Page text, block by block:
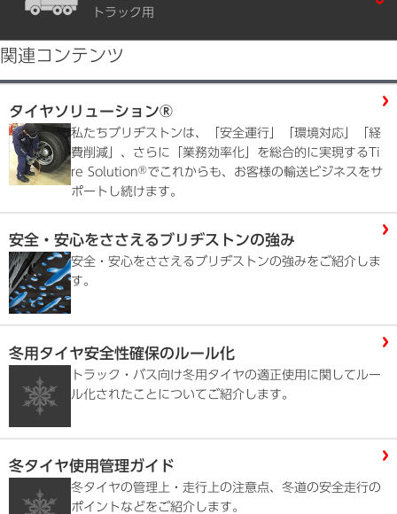
トラック用
関連コンテンツ
タイヤソリューション®
私たちブリヂストンは、「安全運行」「環境対応」「経
費削減」、さらに「業務効率化」を総合的に実現するTi
re Solution®でこれからも、お客様の輸送ビジネスをサ
ポートし続けます。
安全・安心をささえるブリヂストンの強み
安全・安心をささえるブリヂストンの強みをご紹介しま
す。
冬用タイヤ安全性確保のルール化
トラック・バス向け冬用タイヤの適正使用に関してルー
ル化されたことについてご紹介します。
冬タイヤ使用管理ガイド
冬タイヤの管理上・走行上の注意点、冬道の安全走行の
ポイントなどをご紹介します。